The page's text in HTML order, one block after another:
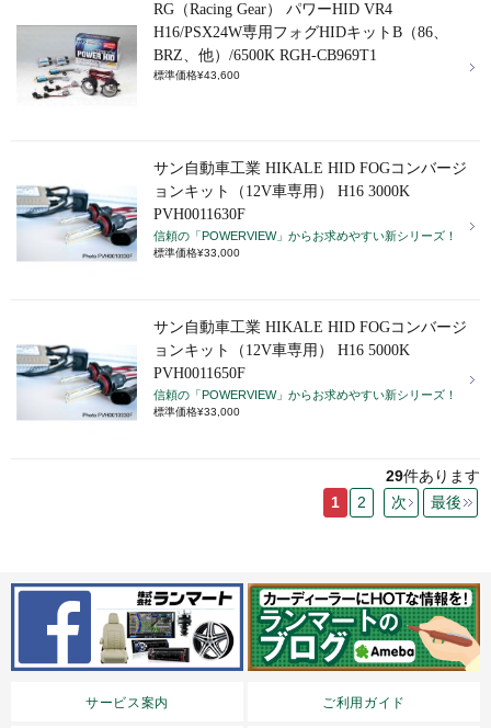
RG（Racing Gear） パワーHID VR4
H16/PSX24W専用フォグHIDキットB（86、
BRZ、他）/6500K RGH-CB969T1
標準価格¥43,600
サン自動車工業 HIKALE HID FOGコンバージ
ョンキット（12V車専用） H16 3000K
PVH0011630F
信頼の「POWERVIEW」からお求めやすい新シリーズ！
標準価格¥33,000
サン自動車工業 HIKALE HID FOGコンバージ
ョンキット（12V車専用） H16 5000K
PVH0011650F
信頼の「POWERVIEW」からお求めやすい新シリーズ！
標準価格¥33,000
29件あります
1
2 次 最後
サービス案内 ご利用ガイド